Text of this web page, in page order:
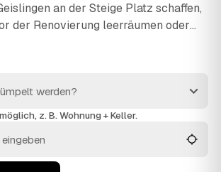
an der Steige Platz schaffen,
der Renovierung leerräumen oder
Beschreiben Sie Ihren
Vom einzelnen Raum bis zur
wird alles fachgerecht
z. B. Wohnung + Keller.